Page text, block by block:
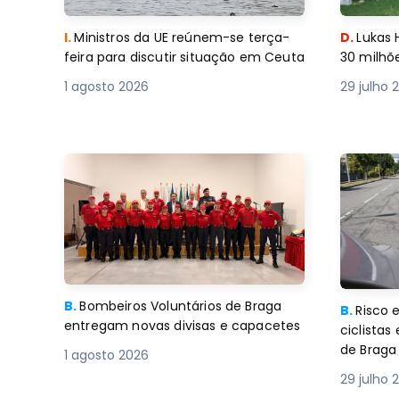
I.Ministros da UE reúnem-se terça-
feira para discutir situação em Ceuta
1 agosto 2026
D.Lukas
30
29 julho
B.Bombeiros Voluntários de Braga
entregam novas divisas e capacetes
1 agosto 2026
B.Risco
ciclistas
de Braga
29 julho